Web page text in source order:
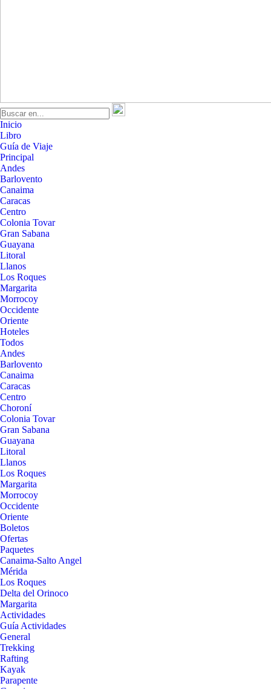
Inicio
Libro
Guía de Viaje
Principal
Andes
Barlovento
Canaima
Caracas
Centro
Colonia Tovar
Gran Sabana
Guayana
Litoral
Llanos
Los Roques
Margarita
Morrocoy
Occidente
Oriente
Hoteles
Todos
Andes
Barlovento
Canaima
Caracas
Centro
Choroní
Colonia Tovar
Gran Sabana
Guayana
Litoral
Llanos
Los Roques
Margarita
Morrocoy
Occidente
Oriente
Boletos
Ofertas
Paquetes
Canaima-Salto Angel
Mérida
Los Roques
Delta del Orinoco
Margarita
Actividades
Guía Actividades
General
Trekking
Rafting
Kayak
Parapente